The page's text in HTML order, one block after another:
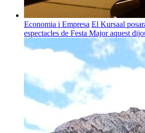
Economia i Empresa El Kursaal
espectacles de Festa Major aquest